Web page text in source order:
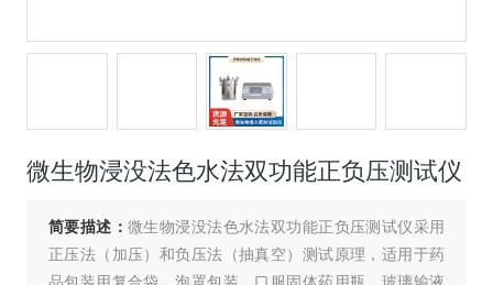
微生物浸没法色水法双功能正负压测试仪
简要描述：微生物浸没法色水法双功能正负压测试仪采用
正压法（加压）和负压法（抽真空）测试原理，适用于药